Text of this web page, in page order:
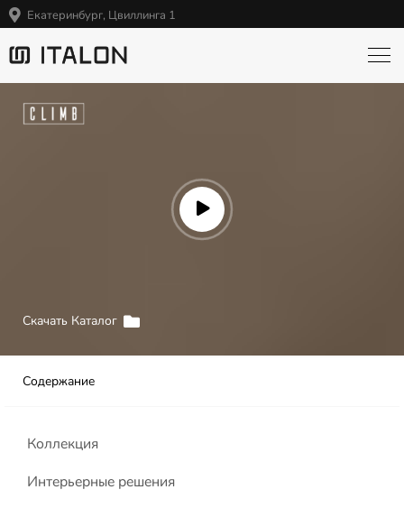
Екатеринбург, Цвиллинга 1
Скачать Каталог
Содержание
Коллекция
Интерьерные решения